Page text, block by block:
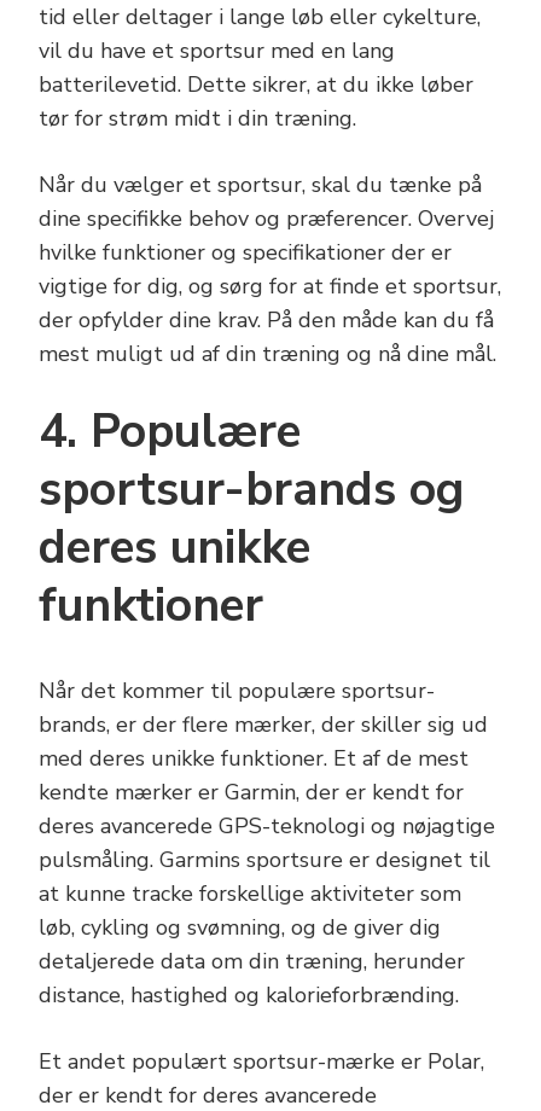
tid eller deltager i lange løb eller cykelture,
vil du have et sportsur med en lang
batterilevetid. Dette sikrer, at du ikke løber
tør for strøm midt i din træning.
Når du vælger et sportsur, skal du tænke på
dine specifikke behov og præferencer. Overvej
hvilke funktioner og specifikationer der er
vigtige for dig, og sørg for at finde et sportsur,
der opfylder dine krav. På den måde kan du få
mest muligt ud af din træning og nå dine mål.
4. Populære
sportsur-brands og
deres unikke
funktioner
Når det kommer til populære sportsur-
brands, er der flere mærker, der skiller sig ud
med deres unikke funktioner. Et af de mest
kendte mærker er Garmin, der er kendt for
deres avancerede GPS-teknologi og nøjagtige
pulsmåling. Garmins sportsure er designet til
at kunne tracke forskellige aktiviteter som
løb, cykling og svømning, og de giver dig
detaljerede data om din træning, herunder
distance, hastighed og kalorieforbrænding.
Et andet populært sportsur-mærke er Polar,
der er kendt for deres avancerede